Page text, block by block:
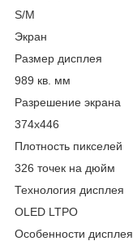
S/M
Экран
Размер дисплея
989 кв. мм
Разрешение экрана
374x446
Плотность пикселей
326 точек на дюйм
Технология дисплея
OLED LTPO
Особенности дисплея